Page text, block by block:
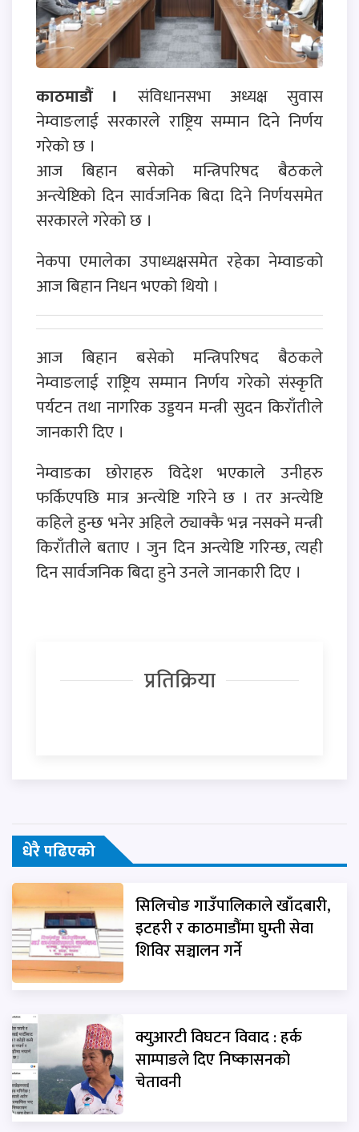
काठमाडौं । संविधानसभा अध्यक्ष सुवास
नेम्वाङलाई सरकारले राष्ट्रिय सम्मान दिने निर्णय
गरेको छ ।
आज बिहान बसेको मन्त्रिपरिषद बैठकले
अन्त्येष्टिको दिन सार्वजनिक बिदा दिने निर्णयसमेत
सरकारले गरेको छ ।
नेकपा एमालेका उपाध्यक्षसमेत रहेका नेम्वाङको
आज बिहान निधन भएको थियो ।
आज बिहान बसेको मन्त्रिपरिषद बैठकले
नेम्वाङलाई राष्ट्रिय सम्मान निर्णय गरेको संस्कृति
पर्यटन तथा नागरिक उड्डयन मन्त्री सुदन किराँतीले
जानकारी दिए ।
नेम्वाङका छोराहरु विदेश भएकाले उनीहरु
फर्किएपछि मात्र अन्त्येष्टि गरिने छ । तर अन्त्येष्टि
कहिले हुन्छ भनेर अहिले ठ्याक्कै भन्न नसक्ने मन्त्री
किराँतीले बताए । जुन दिन अन्त्येष्टि गरिन्छ, त्यही
दिन सार्वजनिक बिदा हुने उनले जानकारी दिए ।
प्रतिक्रिया
धेरै पढिएको
सिलिचोङ गाउँपालिकाले खाँदबारी,
इटहरी र काठमाडौंमा घुम्ती सेवा
शिविर सञ्चालन गर्ने
क्युआरटी विघटन विवाद : हर्क
साम्पाङले दिए निष्कासनको
चेतावनी